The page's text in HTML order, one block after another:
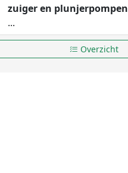
zuiger en plunjerpompen
...
Overzicht